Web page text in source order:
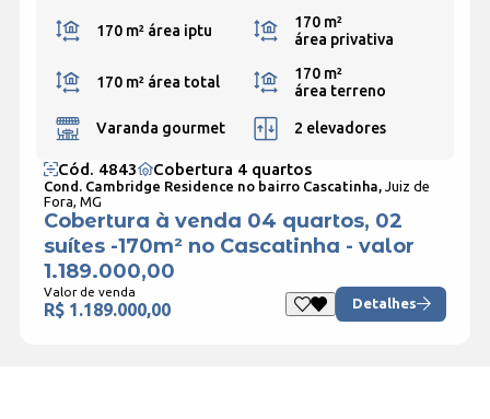
170 m² área iptu
170 m²
área privativa
170 m² área total
170 m²
área terreno
Varanda gourmet 2 elevadores
Cód. 4843 Cobertura 4 quartos
Cond. Cambridge Residence no bairro Cascatinha,
Juiz de
Fora, MG
Cobertura à venda 04 quartos, 02
suítes -170m² no Cascatinha - valor
1.189.000,00
Valor de venda
R$ 1.189.000,00 Detalhes